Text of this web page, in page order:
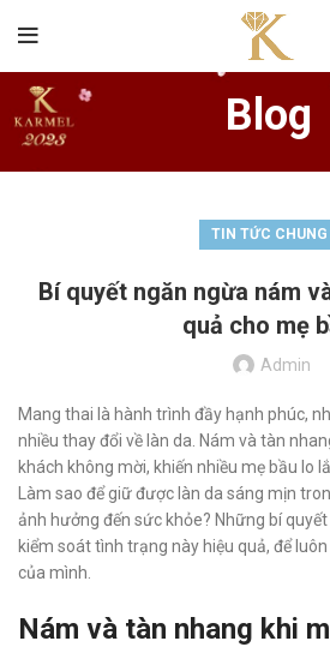
Blog
TIN TỨC CHUNG
Bí quyết ngăn ngừa nám
quả cho mẹ
Admin
Mang thai là hành trình đầy hạnh phúc,
nhiều thay đổi về làn da. Nám và tàn
khách không mời, khiến nhiều mẹ bầu lo
Làm sao để giữ được làn da sáng mịn
ảnh hưởng đến sức khỏe? Những bí
kiểm soát tình trạng này hiệu quả, để
của mình.
Nám và tàn nhang khi